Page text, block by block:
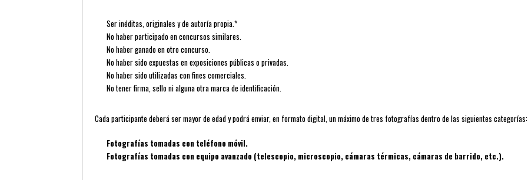
Ser inéditas, originales y de autoría propia.*
No haber participado en concursos similares.
No haber ganado en otro concurso.
No haber sido expuestas en exposiciones públicas o privadas.
No haber sido utilizadas con fines comerciales.
No tener firma, sello ni alguna otra marca de identificación.
Cada participante deberá ser mayor de edad y podrá enviar, en formato digital, un máximo de tres fotografías dentro de las siguientes categorías:
Fotografías tomadas con teléfono móvil.
Fotografías tomadas con equipo avanzado (telescopio, microscopio, cámaras térmicas, cámaras de barrido, etc.).